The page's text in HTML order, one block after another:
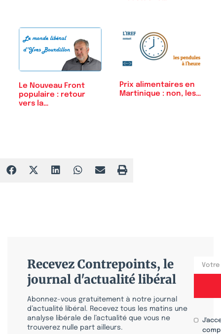
Le Nouveau Front
populaire : retour
vers la…
Prix alimentaires en
Martinique : non, les…
Recevez Contrepoints, le
journal d'actualité libéral
Abonnez-vous gratuitement à notre journal
d’actualité libéral. Recevez tous les matins une
analyse libérale de l’actualité que vous ne
trouverez nulle part ailleurs.